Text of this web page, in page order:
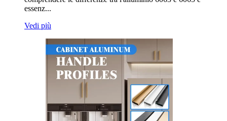
essenz...
Vedi più